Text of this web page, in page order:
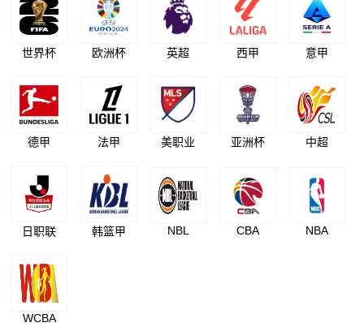
世界杯 欧洲杯 英超 西甲 意甲
德甲 法甲 美职业 亚洲杯 中超
日职联 韩篮甲 NBL CBA NBA
WCBA